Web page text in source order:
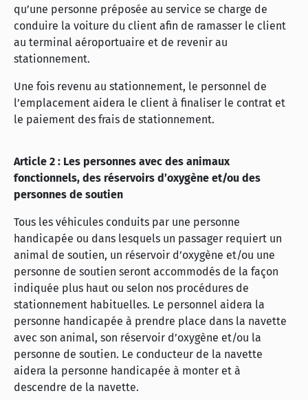
qu’une personne préposée au service se charge de
conduire la voiture du client afin de ramasser le client
au terminal aéroportuaire et de revenir au
stationnement.
Une fois revenu au stationnement, le personnel de
l’emplacement aidera le client à finaliser le contrat et
le paiement des frais de stationnement.
Article 2 : Les personnes avec des animaux
fonctionnels, des réservoirs d’oxygène et/ou des
personnes de soutien
Tous les véhicules conduits par une personne
handicapée ou dans lesquels un passager requiert un
animal de soutien, un réservoir d’oxygène et/ou une
personne de soutien seront accommodés de la façon
indiquée plus haut ou selon nos procédures de
stationnement habituelles. Le personnel aidera la
personne handicapée à prendre place dans la navette
avec son animal, son réservoir d’oxygène et/ou la
personne de soutien. Le conducteur de la navette
aidera la personne handicapée à monter et à
descendre de la navette.